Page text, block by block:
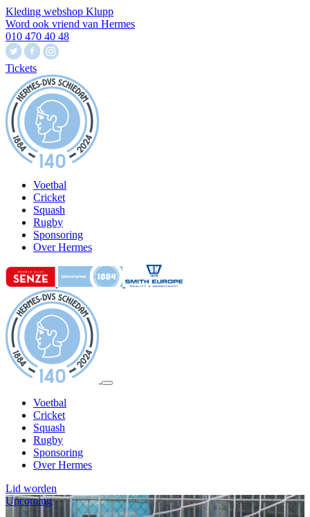
Kleding webshop Klupp
Word ook vriend van Hermes
010 470 40 48
Tickets
Voetbal
Cricket
Squash
Rugby
Sponsoring
Over Hermes
Voetbal
Cricket
Squash
Rugby
Sponsoring
Over Hermes
Lid worden
Upcoming